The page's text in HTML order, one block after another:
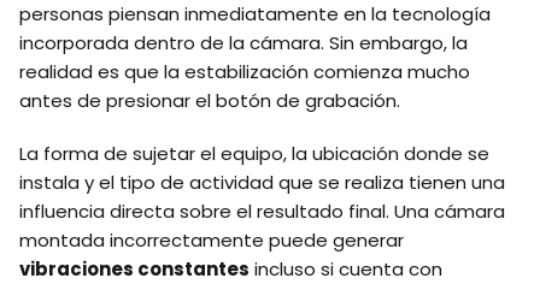
personas piensan inmediatamente en la tecnología
incorporada dentro de la cámara. Sin embargo, la
realidad es que la estabilización comienza mucho
antes de presionar el botón de grabación.
La forma de sujetar el equipo, la ubicación donde se
instala y el tipo de actividad que se realiza tienen una
influencia directa sobre el resultado final. Una cámara
montada incorrectamente puede generar
vibraciones constantes incluso si cuenta con